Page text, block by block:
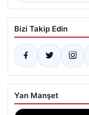
Bizi Takip Edin
Yan Manşet